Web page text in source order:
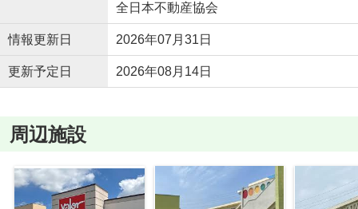
全日本不動産協会
情報更新日 2026年07月31日
更新予定日 2026年08月14日
周辺施設